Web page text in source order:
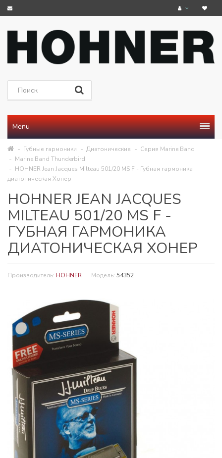
Menu
Губные гармоники Диатонические
Серия Marine Band
Marine Band Thunderbird
HOHNER Jean Jacques Milteau 501/20 MS F - Губная гармоника
диатоническая Хонер
HOHNER JEAN JACQUES
MILTEAU 501/20 MS F -
ГУБНАЯ ГАРМОНИКА
ДИАТОНИЧЕСКАЯ ХОНЕР
Производитель: HOHNER Модель: 54352